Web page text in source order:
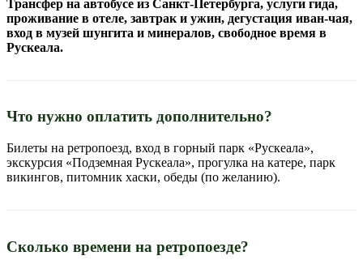
Трансфер на автобусе из Санкт-Петербурга, услуги гида,
проживание в отеле, завтрак и ужин, дегустация иван-чая,
вход в музей шунгита и минералов, свободное время в
Рускеала.
Что нужно оплатить дополнительно?
Билеты на ретропоезд, вход в горный парк «Рускеала»,
экскурсия «Подземная Рускеала», прогулка на катере, парк
викингов, питомник хаски, обеды (по желанию).
Сколько времени на ретропоезде?